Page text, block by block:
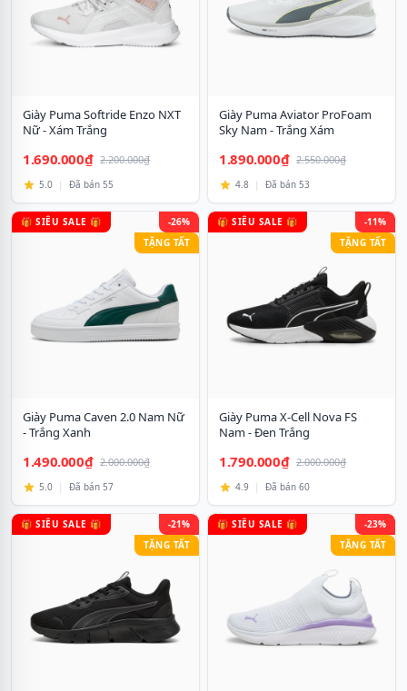
Giày Puma Softride Enzo NXT
Nữ - Xám Trắng
1.690.000₫ 2.200.000₫
5.0 | Đã bán 55
Giày Puma Aviator ProFoam
Sky Nam - Trắng Xám
1.890.000₫ 2.550.000₫
4.8 | Đã bán 53
🎁 SIÊU SALE 🎁
-26%
TẶNG TẤT
Giày Puma Caven 2.0 Nam Nữ
- Trắng Xanh
1.490.000₫ 2.000.000₫
5.0 | Đã bán 57
🎁 SIÊU SALE 🎁
-11%
TẶNG TẤT
Giày Puma X-Cell Nova FS
Nam - Đen Trắng
1.790.000₫ 2.000.000₫
4.9 | Đã bán 60
🎁 SIÊU SALE 🎁
-21%
TẶNG TẤT
🎁 SIÊU SALE 🎁
-23%
TẶNG TẤT